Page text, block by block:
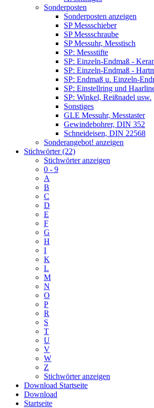
Sonderposten
Sonderposten anzeigen
SP Messschieber
SP Messschraube
SP Messuhr, Messtisch
SP: Messstifte
SP: Einzeln-Endmaß -
SP: Einzeln-Endmaß -
SP: Endmaß u. Einzeln-
SP: Einstellring und
SP: Winkel, Reißnadel usw.
Sonstiges
GLE Messuhr, Messtaster
Gewindebohrer, DIN 352
Schneideisen, DIN 22568
Sonderangebot! anzeigen
Stichwörter (22)
Stichwörter anzeigen
0 - 9
A
B
C
D
E
F
G
H
I
K
L
M
N
O
P
R
S
T
U
V
W
Z
Stichwörter anzeigen
Download Startseite
Download
Startseite